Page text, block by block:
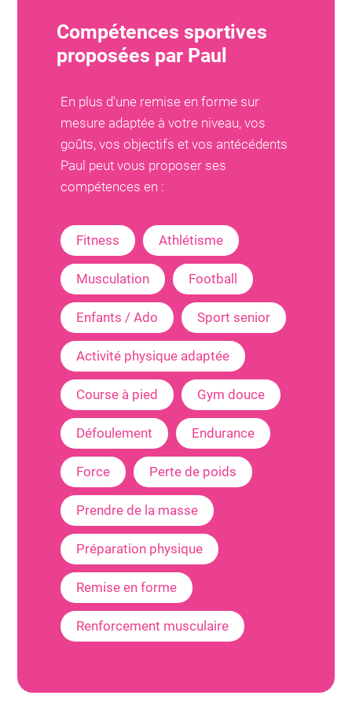
Compétences sportives
proposées par Paul
En plus d'une remise en forme sur
mesure adaptée à votre niveau, vos
goûts, vos objectifs et vos antécédents
Paul peut vous proposer ses
compétences en :
Fitness Athlétisme
Musculation Football
Enfants / Ado Sport senior
Activité physique adaptée
Course à pied Gym douce
Défoulement Endurance
Force Perte de poids
Prendre de la masse
Préparation physique
Remise en forme
Renforcement musculaire